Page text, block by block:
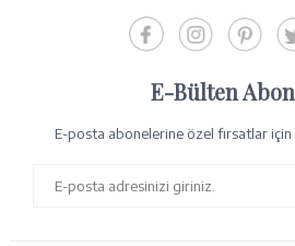
E-Bülten
E-posta abonelerine özel fırsatlar